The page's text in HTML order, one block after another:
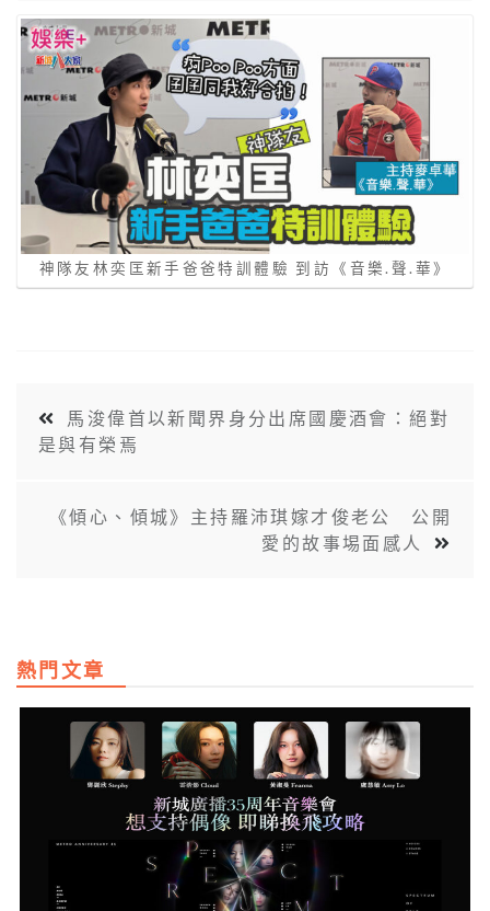
神隊友林奕匡新手爸爸特訓體驗 到訪《音樂.聲.華》
馬浚偉首以新聞界身分出席國慶酒會：絕對
是與有榮焉
《傾心、傾城》主持羅沛琪嫁才俊老公 公開
愛的故事埸面感人
熱門文章